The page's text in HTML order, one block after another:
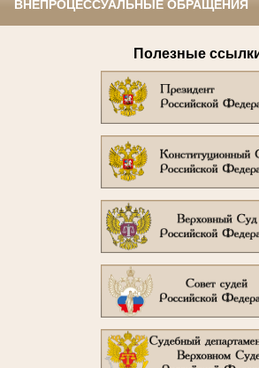
ВНЕПРОЦЕССУАЛЬНЫЕ ОБРАЩЕНИЯ
Полезные